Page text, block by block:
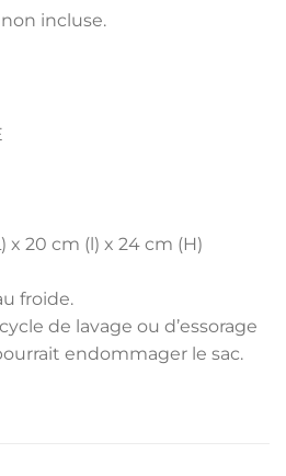
incluse.
x 20 cm (l) x 24 cm (H)
froide.
de lavage ou d’essorage
endommager le sac.